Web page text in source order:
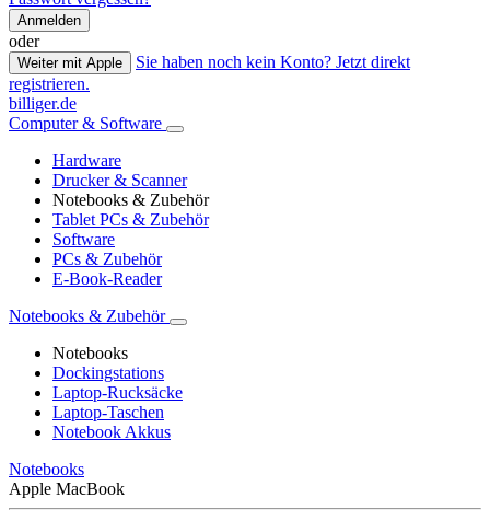
Anmelden
oder
Weiter mit Apple
Sie haben noch kein Konto? Jetzt direkt
registrieren.
billiger.de
Computer & Software
Hardware
Drucker & Scanner
Notebooks & Zubehör
Tablet PCs & Zubehör
Software
PCs & Zubehör
E-Book-Reader
Notebooks & Zubehör
Notebooks
Dockingstations
Laptop-Rucksäcke
Laptop-Taschen
Notebook Akkus
Notebooks
Apple MacBook